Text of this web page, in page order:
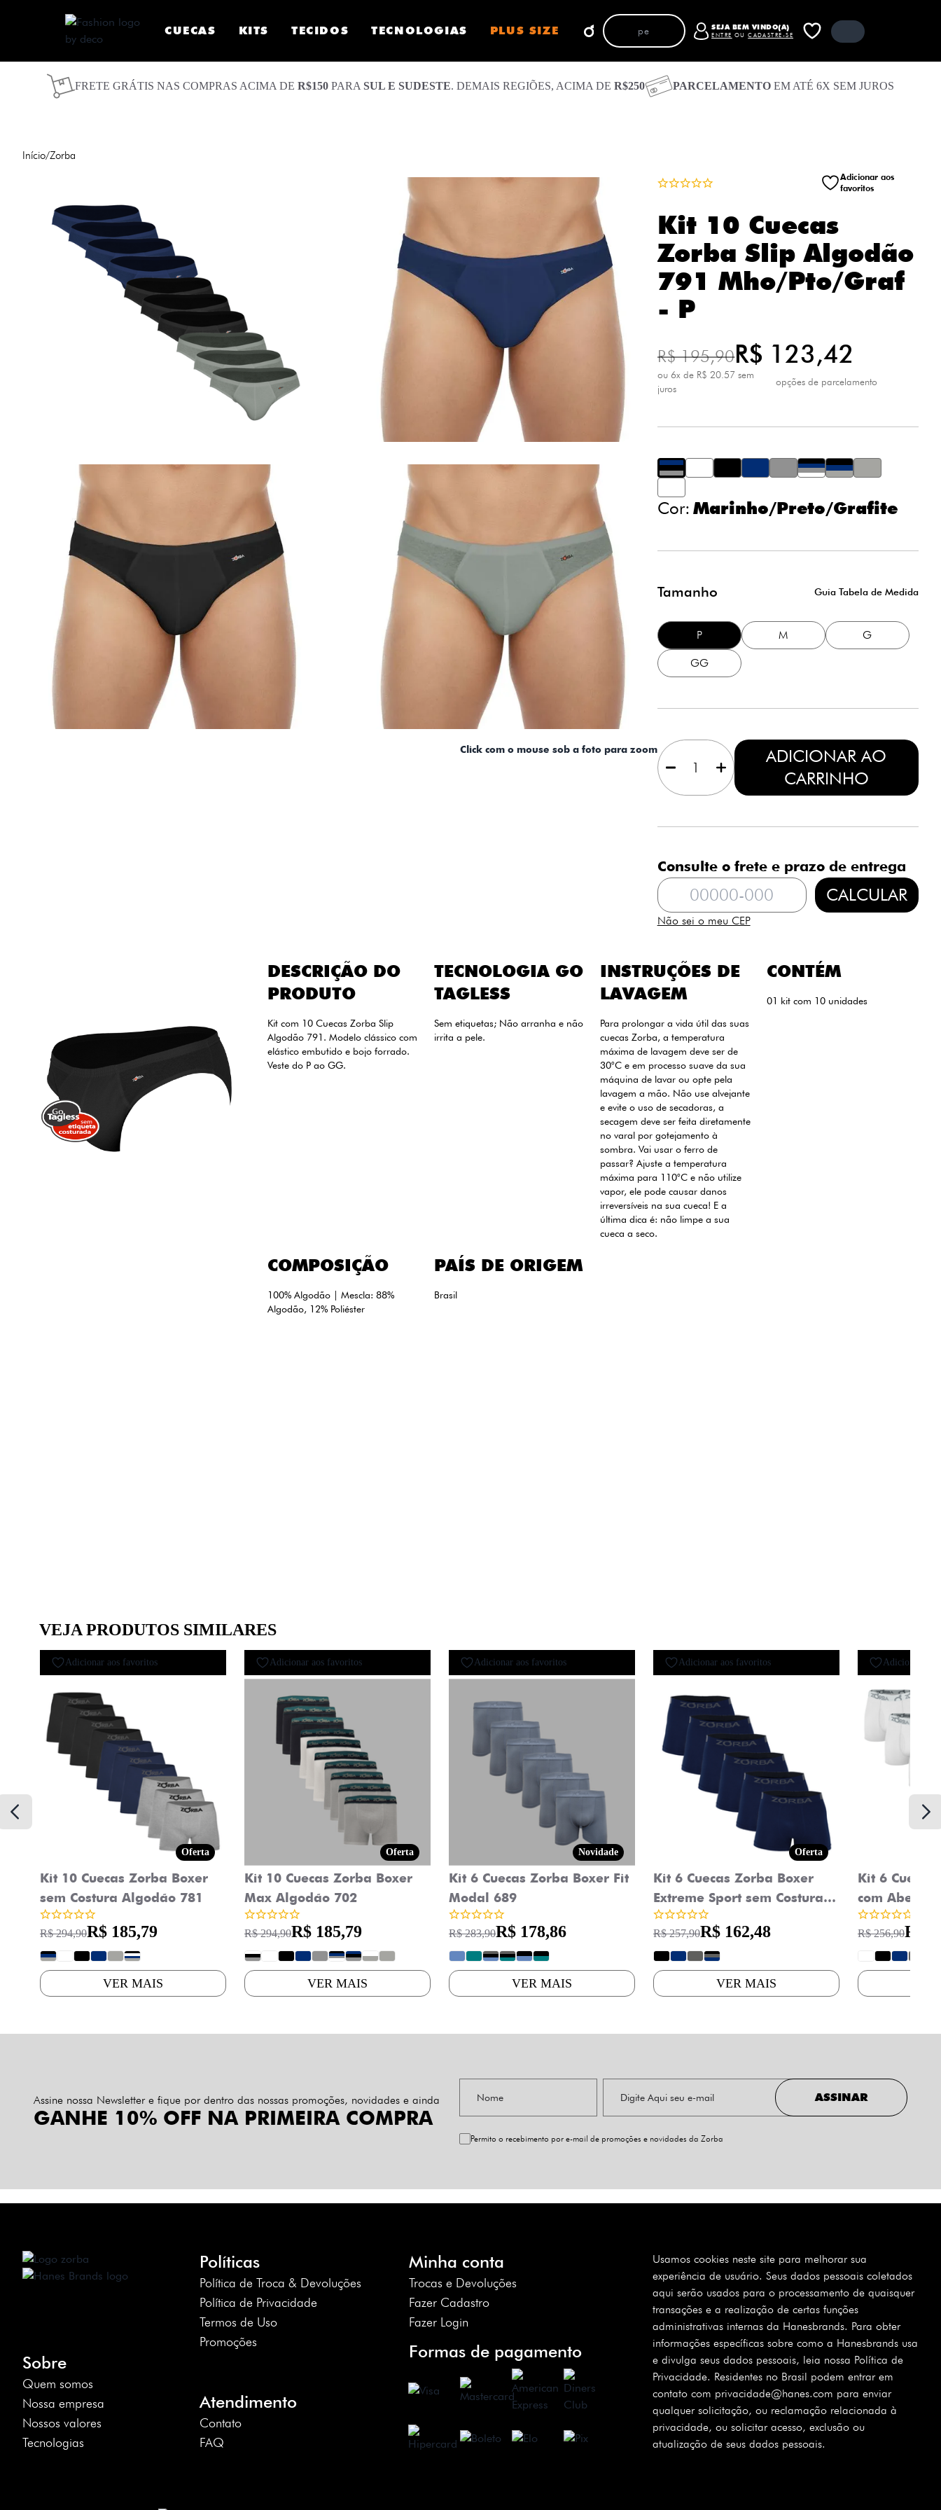
CUECAS KITS TECIDOS TECNOLOGIAS PLUS SIZE SEJA BEM VINDO(A)
ENTRE OUCADASTRE-SE
Seu carrinho está vazio
Quantidade de itens
Continuar comprando Finalizar compra
FRETE GRÁTIS NAS COMPRAS ACIMA DE R$150 PARA SUL E SUDESTE. DEMAIS REGIÕES, ACIMA DE R$250 PARCELAMENTO EM ATÉ 6X SEM JUROS
Início/Zorba
Click com o mouse sob a foto para zoom
Adicionar aos
favoritos
Kit 10 Cuecas
Zorba Slip Algodão
791 Mho/Pto/Graf
- P
R$ 195,90R$ 123,42
ou 6x de R$ 20.57 sem
juros
opções de parcelamento
2xde R$ 61,71 sem juros
de R$ 24,68 sem juros
Cor: Marinho/Preto/Grafite
Tamanho Guia Tabela de Medida
P M G
GG
ADICIONAR AO
CARRINHO
Consulte o frete e prazo de entrega
CALCULAR
Não sei o meu CEP
DESCRIÇÃO DO
PRODUTO
Kit com 10 Cuecas Zorba Slip
Algodão 791. Modelo clássico com
elástico embutido e bojo forrado.
Veste do P ao GG.
TECNOLOGIA GO
TAGLESS
Sem etiquetas; Não arranha e não
irrita a pele.
INSTRUÇÕES DE
LAVAGEM
Para prolongar a vida útil das suas
cuecas Zorba, a temperatura
máxima de lavagem deve ser de
30°C e em processo suave da sua
máquina de lavar ou opte pela
lavagem a mão. Não use alvejante
e evite o uso de secadoras, a
secagem deve ser feita diretamente
no varal por gotejamento à
sombra. Vai usar o ferro de
passar? Ajuste a temperatura
máxima para 110°C e não utilize
vapor, ele pode causar danos
irreversíveis na sua cueca! E a
última dica é: não limpe a sua
cueca a seco.
CONTÉM
01 kit com 10 unidades
COMPOSIÇÃO
100% Algodão | Mescla: 88%
Algodão, 12% Poliéster
PAÍS DE ORIGEM
Brasil
VEJA PRODUTOS SIMILARES
Adicionar aos favoritos
Oferta
Kit 10 Cuecas Zorba Boxer
sem Costura Algodão 781
R$ 294,90R$ 185,79
? ?
VER MAIS
Adicionar aos favoritos
Oferta
Kit 10 Cuecas Zorba Boxer
Max Algodão 702
R$ 294,90R$ 185,79
? ? ? ?
VER MAIS
Adicionar aos favoritos
Novidade
Kit 6 Cuecas Zorba Boxer Fit
Modal 689
R$ 283,90R$ 178,86
? ? ? ?
VER MAIS
Adicionar aos favoritos
Oferta
Kit 6 Cuecas Zorba Boxer
Extreme Sport sem Costura
Microfibra 836
R$ 257,90R$ 162,48
?
VER MAIS
Adicionar aos
Kit 6
com
R$ 256,90R$
Assine nossa Newsletter e fique por dentro das nossas promoções, novidades e ainda
GANHE 10% OFF NA PRIMEIRA COMPRA
ASSINAR
Permito o recebimento por e-mail de promoções e novidades da Zorba
Sobre
Quem somos
Nossa empresa
Nossos valores
Tecnologias
Políticas
Política de Troca & Devoluções
Política de Privacidade
Termos de Uso
Promoções
Atendimento
Contato
FAQ
Minha conta
Trocas e Devoluções
Fazer Cadastro
Fazer Login
Formas de pagamento
Usamos cookies neste site para melhorar sua
experiência de usuário. Seus dados pessoais coletados
aqui serão usados para o processamento de quaisquer
transações e a realização de certas funções
administrativas internas da Hanesbrands. Para obter
informações específicas sobre como a Hanesbrands usa
e divulga seus dados pessoais, leia nossa Política de
Privacidade. Residentes no Brasil podem entrar em
contato com privacidade@hanes.com para enviar
qualquer solicitação, ou reclamação relacionada à
privacidade, ou solicitar acesso, exclusão ou
atualização de seus dados pessoais.